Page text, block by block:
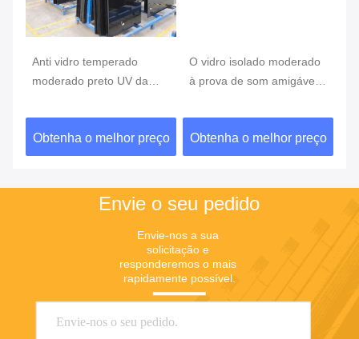
Anti vidro temperado
moderado preto UV da
6mm do vidro/
Obtenha o melhor preço
O vidro isolado moderado
à prova de som amigável
moderado feito sob
encomenda
Obtenha o melhor preço
Envie o seu pedido
Envie-nos a sua
solicitação e
responderemos o mais
rapidamente possível.